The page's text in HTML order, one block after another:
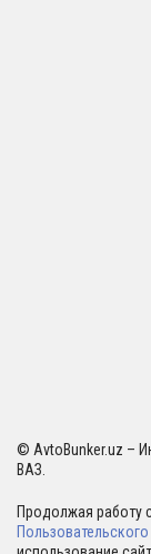
© AvtoBunker.uz –
ВАЗ.
Продолжая работу